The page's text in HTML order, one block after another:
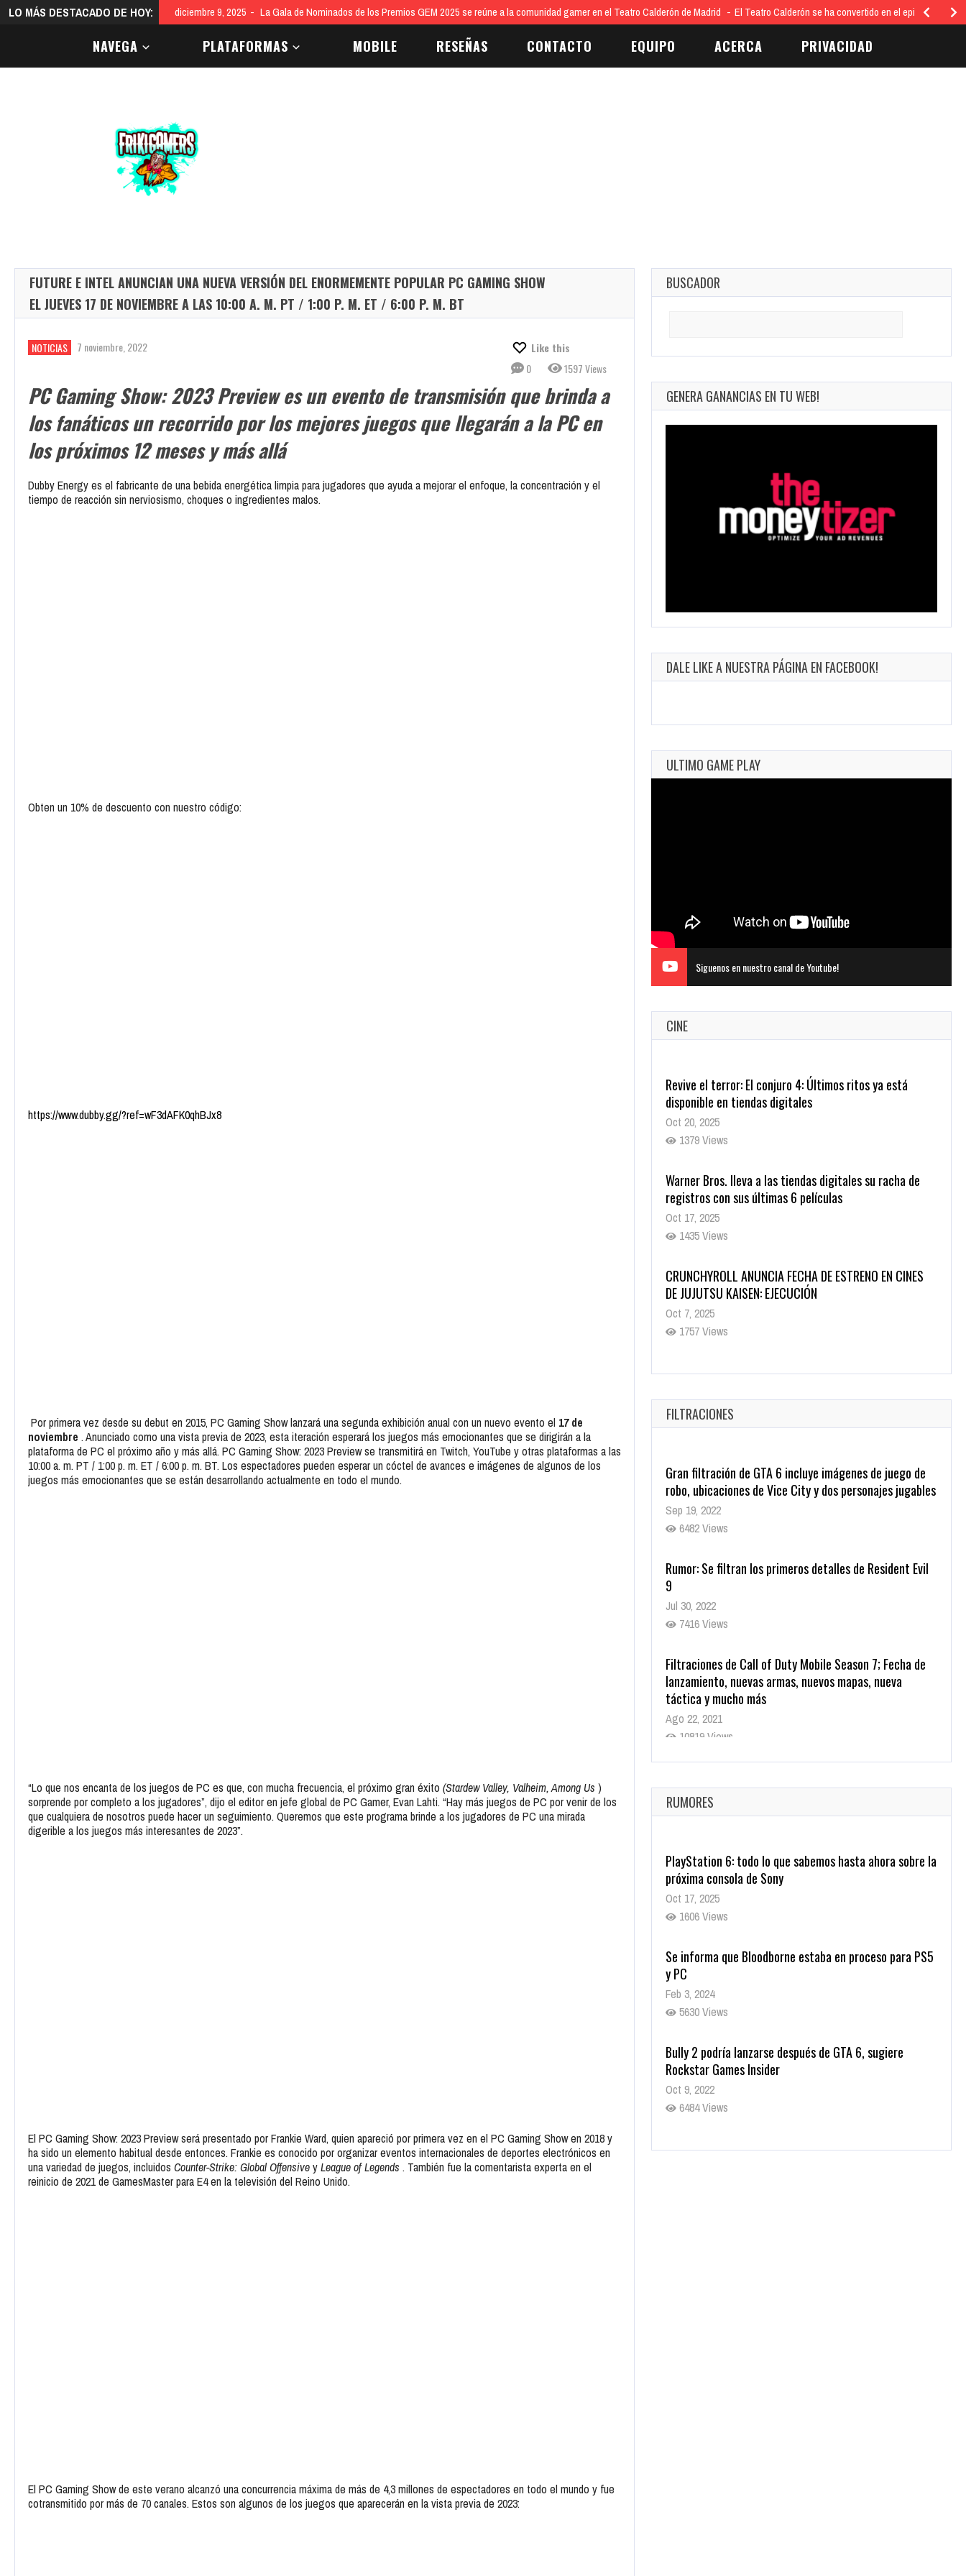
LO MÁS DESTACADO DE HOY: diciembre 9, 2025 La Gala de Nominados de los Premios GEM 2025 se reúne a la comunidad gamer en el Teatro Calderón de Madrid El Teatro Calderón se ha convertido en el epicentro…
NAVEGA PLATAFORMAS MOBILE RESEÑAS CONTACTO EQUIPO ACERCA PRIVACIDAD
FUTURE E INTEL ANUNCIAN UNA NUEVA VERSIÓN DEL ENORMEMENTE POPULAR PC GAMING SHOW
EL JUEVES 17 DE NOVIEMBRE A LAS 10:00 A. M. PT / 1:00 P. M. ET / 6:00 P. M. BT
NOTICIAS 7 noviembre, 2022
Like this
0
1597 Views
PC Gaming Show: 2023 Preview es un evento de transmisión que brinda a
los fanáticos un recorrido por los mejores juegos que llegarán a la PC en
los próximos 12 meses y más allá
Dubby Energy es el fabricante de una bebida energética limpia para jugadores que ayuda a mejorar el enfoque, la concentración y el
tiempo de reacción sin nerviosismo, choques o ingredientes malos.
Obten un 10% de descuento con nuestro código:
https://www.dubby.gg/?ref=wF3dAFK0qhBJx8
Por primera vez desde su debut en 2015, PC Gaming Show lanzará una segunda exhibición anual con un nuevo evento el 17 de
noviembre . Anunciado como una vista previa de 2023, esta iteración esperará los juegos más emocionantes que se dirigirán a la
plataforma de PC el próximo año y más allá. PC Gaming Show: 2023 Preview se transmitirá en Twitch, YouTube y otras plataformas a las
10:00 a. m. PT / 1:00 p. m. ET / 6:00 p. m. BT. Los espectadores pueden esperar un cóctel de avances e imágenes de algunos de los
juegos más emocionantes que se están desarrollando actualmente en todo el mundo.
“Lo que nos encanta de los juegos de PC es que, con mucha frecuencia, el próximo gran éxito (Stardew Valley, Valheim, Among Us )
sorprende por completo a los jugadores”, dijo el editor en jefe global de PC Gamer, Evan Lahti. “Hay más juegos de PC por venir de los
que cualquiera de nosotros puede hacer un seguimiento. Queremos que este programa brinde a los jugadores de PC una mirada
digerible a los juegos más interesantes de 2023”.
El PC Gaming Show: 2023 Preview será presentado por Frankie Ward, quien apareció por primera vez en el PC Gaming Show en 2018 y
ha sido un elemento habitual desde entonces. Frankie es conocido por organizar eventos internacionales de deportes electrónicos en
una variedad de juegos, incluidos Counter-Strike: Global OffensiveyLeague of Legends . También fue la comentarista experta en el
reinicio de 2021 de GamesMaster para E4 en la televisión del Reino Unido.
El PC Gaming Show de este verano alcanzó una concurrencia máxima de más de 4,3 millones de espectadores en todo el mundo y fue
cotransmitido por más de 70 canales. Estos son algunos de los juegos que aparecerán en la vista previa de 2023:
BUSCADOR
GENERA GANANCIAS EN TU WEB!
DALE LIKE A NUESTRA PÁGINA EN FACEBOOK!
ULTIMO GAME PLAY
Siguenos en nuestro canal de Youtube!
CINE
Warner Bros. lleva a las tiendas digitales su racha de
registros con sus últimas 6 películas
Oct 17, 2025
1435 Views
CRUNCHYROLL ANUNCIA FECHA DE ESTRENO EN CINES
DE JUJUTSU KAISEN: EJECUCIÓN
Oct 7, 2025
1757 Views
5 Películas de Terror Basadas en la Vida Real que te
Helarán la Sangre
Oct 22, 2025
1337 Views
Revive el terror: El conjuro 4: Últimos ritos ya está
Oct 20, 2025
1379 Views
FILTRACIONES
Gran filtración de GTA 6 incluye imágenes de juego de
robo, ubicaciones de Vice City y dos personajes jugables
Sep 19, 2022
6482 Views
Rumor: Se filtran los primeros detalles de Resident Evil
9
Jul 30, 2022
7416 Views
Filtraciones de Call of Duty Mobile Season 7; Fecha de
lanzamiento, nuevas armas, nuevos mapas, nueva
táctica y mucho más
Ago 22, 2021
10819 Views
La configuración de Call of Duty 2021 aparentemente
Ago 8, 2021
10004 Views
RUMORES
PlayStation 6: todo lo que sabemos hasta ahora sobre la
próxima consola de Sony
Oct 17, 2025
1606 Views
Se informa que Bloodborne estaba en proceso para PS5
y PC
Feb 3, 2024
5630 Views
Bully 2 podría lanzarse después de GTA 6, sugiere
Rockstar Games Insider
Oct 9, 2022
6484 Views
Rumor: Se filtran los primeros detalles de Resident Evil